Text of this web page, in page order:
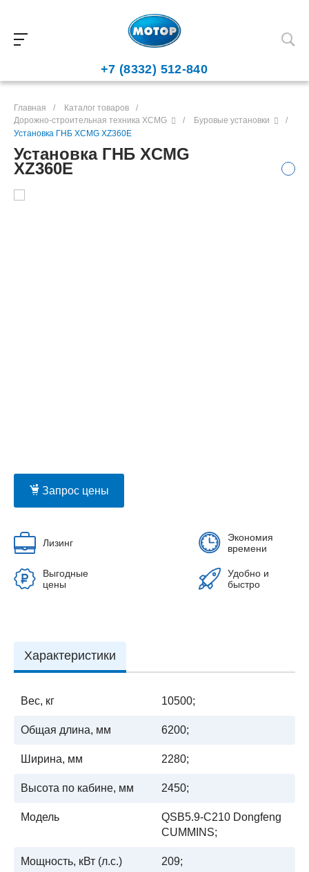
+7 (8332) 512-840
Главная / Каталог товаров
/
Дорожно-строительная техника XCMG
/ Буровые установки
/
Установка ГНБ XCMG XZ360E
Установка ГНБ XCMG
XZ360E
Запрос цены
Лизинг
Экономия
времени
Выгодные
цены
Удобно и
быстро
Характеристики
Вес, кг 10500;
Общая длина, мм 6200;
Ширина, мм 2280;
Высота по кабине, мм 2450;
Модель
QSB5.9-C210 Dongfeng
CUMMINS;
Мощность, кВт (л.с.) 209;